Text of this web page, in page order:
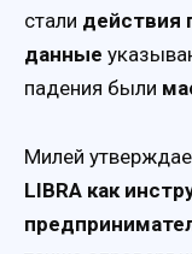
стали действия
данные
падения были
Милей
LIBRA как